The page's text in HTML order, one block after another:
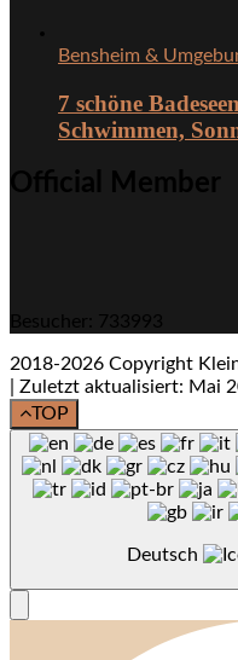
Bensheim &
7 schöne
Schwimmen,
Official Member
Besucher: 733993
2018-2026 Copyright
| Zuletzt aktualisiert: Mai
TOP
Deutsch